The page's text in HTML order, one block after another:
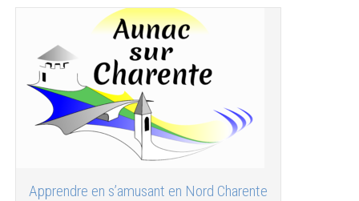
Apprendre en s’amusant en Nord Charente